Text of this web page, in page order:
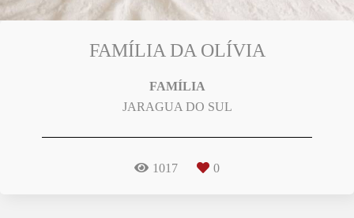
FAMÍLIA DA OLÍVIA
FAMÍLIA
JARAGUA DO SUL
1017 0